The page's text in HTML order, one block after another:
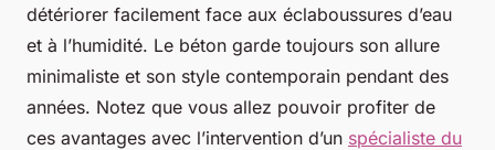
détériorer facilement face aux éclaboussures d’eau
et à l’humidité. Le béton garde toujours son allure
minimaliste et son style contemporain pendant des
années. Notez que vous allez pouvoir profiter de
ces avantages avec l’intervention d’un spécialiste du